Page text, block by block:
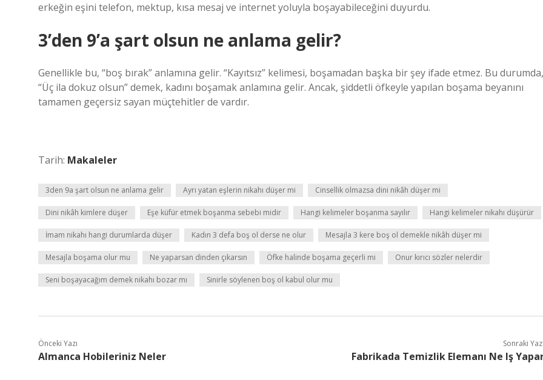
erkeğin eşini telefon, mektup, kısa mesaj ve internet yoluyla boşayabileceğini duyurdu.
3’den 9’a şart olsun ne anlama gelir?
Genellikle bu, “boş bırak” anlamına gelir. “Kayıtsız” kelimesi, boşamadan başka bir şey ifade etmez. Bu durumda,
“Üç ila dokuz olsun” demek, kadını boşamak anlamına gelir. Ancak, şiddetli öfkeyle yapılan boşama beyanını
tamamen geçersiz sayan müçtehitler de vardır.
Tarih: Makaleler
3den 9a şart olsun ne anlama gelir Ayrı yatan eşlerin nikahı düşer mi Cinsellik olmazsa dini nikâh düşer mi
Dini nikâh kimlere düşer Eşe küfür etmek boşanma sebebi midir Hangi kelimeler boşanma sayılır Hangi kelimeler nikahı düşürür
İmam nikahı hangi durumlarda düşer Kadın 3 defa boş ol derse ne olur Mesajla 3 kere boş ol demekle nikâh düşer mi
Mesajla boşama olur mu Ne yaparsan dinden çıkarsın Öfke halinde boşama geçerli mi Onur kırıcı sözler nelerdir
Seni boşayacağım demek nikahı bozar mı Sinirle söylenen boş ol kabul olur mu
Önceki Yazı
Almanca Hobileriniz Neler
Sonraki
Fabrikada Temizlik Elemanı Ne Iş